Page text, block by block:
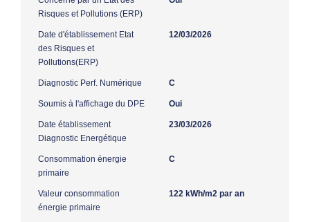
Risques et Pollutions (ERP)
Date d'établissement Etat
des Risques et
Pollutions(ERP)
12/03/2026
Diagnostic Perf. Numérique C
Soumis à l'affichage du DPE Oui
Date établissement
Diagnostic Energétique
23/03/2026
Consommation énergie
primaire
C
Valeur consommation
énergie primaire
122 kWh/m2 par an